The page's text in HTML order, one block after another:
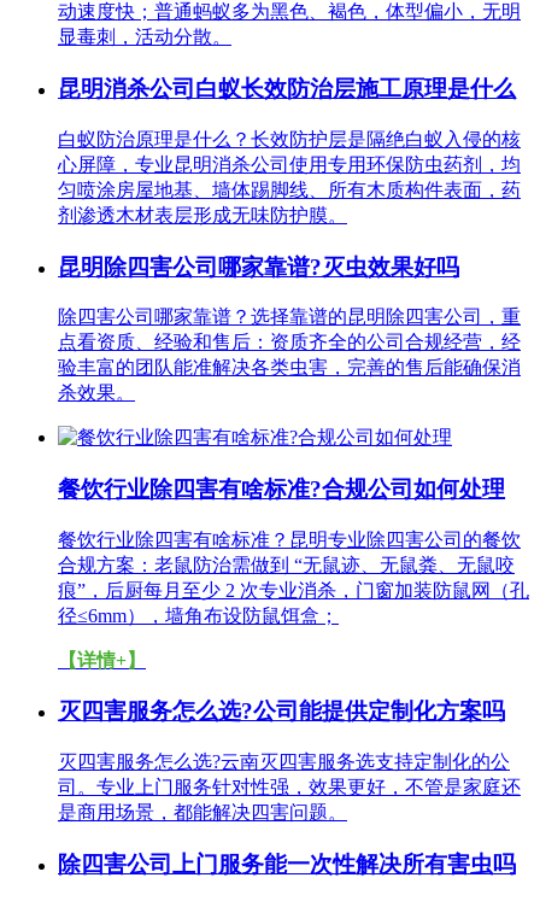
动速度快；普通蚂蚁多为黑色、褐色，体型偏小，无明
显毒刺，活动分散。
昆明消杀公司白蚁长效防治层施工原理是什么
白蚁防治原理是什么？长效防护层是隔绝白蚁入侵的核
心屏障，专业昆明消杀公司使用专用环保防虫药剂，均
匀喷涂房屋地基、墙体踢脚线、所有木质构件表面，药
剂渗透木材表层形成无味防护膜。
昆明除四害公司哪家靠谱?灭虫效果好吗
除四害公司哪家靠谱？选择靠谱的昆明除四害公司，重
点看资质、经验和售后：资质齐全的公司合规经营，经
验丰富的团队能准解决各类虫害，完善的售后能确保消
杀效果。
餐饮行业除四害有啥标准?合规公司如何处理
餐饮行业除四害有啥标准？昆明专业除四害公司的餐饮
合规方案：老鼠防治需做到 “无鼠迹、无鼠粪、无鼠咬
痕”，后厨每月至少 2 次专业消杀，门窗加装防鼠网（孔
径≤6mm），墙角布设防鼠饵盒；
【详情+】
灭四害服务怎么选?公司能提供定制化方案吗
灭四害服务怎么选?云南灭四害服务选支持定制化的公
司。专业上门服务针对性强，效果更好，不管是家庭还
是商用场景，都能解决四害问题。
除四害公司上门服务能一次性解决所有害虫吗